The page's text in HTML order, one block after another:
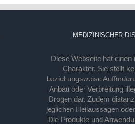
MEDIZINISCHER
Diese Webseite hat einen
Charakter. Sie stellt
beziehungsweise
Anbau oder Verbreitung
Drogen dar. Zudem
jeglichen Heilaussagen
Die Produkte und